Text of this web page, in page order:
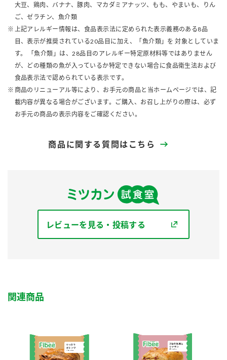
大豆、鶏肉、バナナ、豚肉、マカダミアナッツ、もも、やまいも、りん
ご、ゼラチン、魚介類
上記アレルギー情報は、食品表示法に定められた表示義務のある8品
目、表示が推奨されている20品目に加え、「魚介類」を 対象としていま
す。 「魚介類」は、28品目のアレルギー特定原材料等ではありません
が、どの種類の魚が入っているか特定できない場合に食品衛生法および
食品表示法で認められている表示です。
商品のリニューアル等により、お手元の商品と当ホームページでは、記
載内容が異なる場合がございます。ご購入、お召し上がりの際は、必ず
お手元の商品の表示内容をご確認ください。
商品に関する質問はこちら
レビューを見る・投稿する
関連商品